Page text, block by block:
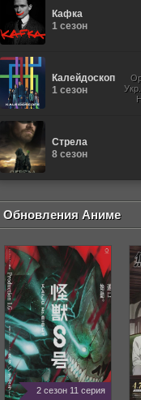
Кафка
1 сезон
Калейдоскоп
1 сезон
Стрела
8 сезон
Обновления Аниме
2 сезон 11 серия